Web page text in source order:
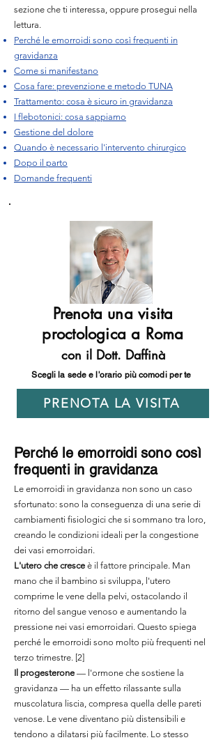
sezione che ti interessa, oppure prosegui nella
lettura.
Perché le emorroidi sono così frequenti in
gravidanza
Come si manifestano
Cosa fare: prevenzione e metodo TUNA
Trattamento: cosa è sicuro in gravidanza
I flebotonici: cosa sappiamo
Gestione del dolore
Quando è necessario l'intervento chirurgico
Dopo il parto
Domande frequenti
Prenota una visita
proctologica a Roma
con il Dott. Daffinà
Scegli la sede e l'orario più comodi per te
PRENOTA LA VISITA
Perché le emorroidi sono così
frequenti in gravidanza
Le emorroidi in gravidanza non sono un caso
sfortunato: sono la conseguenza di una serie di
cambiamenti fisiologici che si sommano tra loro,
creando le condizioni ideali per la congestione
dei vasi emorroidari.
L'utero che cresce è il fattore principale. Man
mano che il bambino si sviluppa, l'utero
comprime le vene della pelvi, ostacolando il
ritorno del sangue venoso e aumentando la
pressione nei vasi emorroidari. Questo spiega
perché le emorroidi sono molto più frequenti nel
terzo trimestre. [2]
Il progesterone — l'ormone che sostiene la
gravidanza — ha un effetto rilassante sulla
muscolatura liscia, compresa quella delle pareti
venose. Le vene diventano più distensibili e
tendono a dilatarsi più facilmente. Lo stesso